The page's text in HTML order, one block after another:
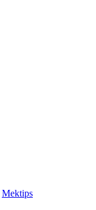
Mektips